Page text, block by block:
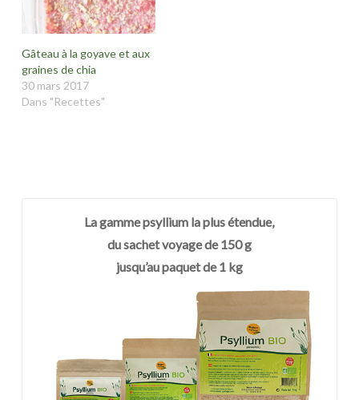
Gâteau à la goyave et aux
graines de chia
30 mars 2017
Dans "Recettes"
La gamme psyllium la plus étendue,
du sachet voyage de 150 g
jusqu’au paquet de 1 kg